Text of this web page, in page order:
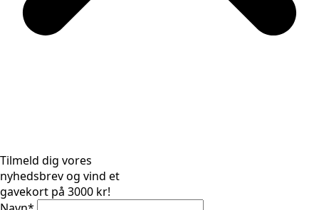
Tilmeld dig vores
nyhedsbrev og vind et
gavekort på 3000 kr!